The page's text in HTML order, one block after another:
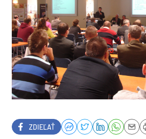
ZDIEĽAŤ